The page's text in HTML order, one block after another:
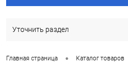
Уточнить раздел
Главная страница • Каталог товаров